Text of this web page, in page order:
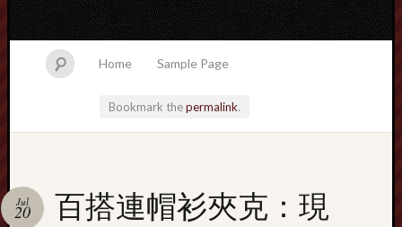
Home Sample Page
Bookmark thepermalink.
百搭連帽衫夾克：現
Jul
20